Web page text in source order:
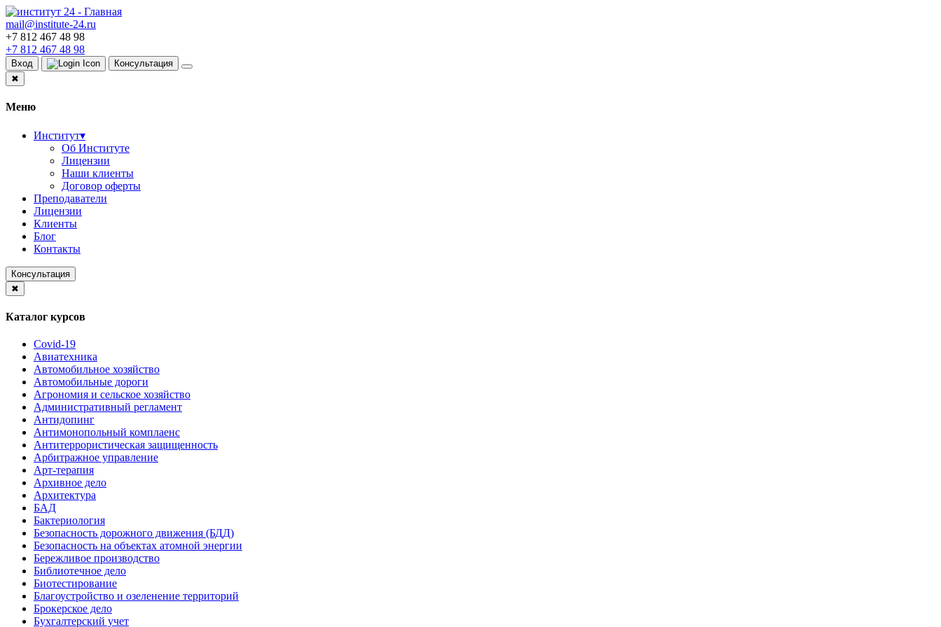
mail@institute-24.ru
+7 812 467 48 98
+7 812 467 48 98
Вход
Консультация
✖
Меню
Институт▾
Об Институте
Лицензии
Наши клиенты
Договор оферты
Преподаватели
Лицензии
Клиенты
Блог
Контакты
Консультация
✖
Каталог курсов
Covid-19
Авиатехника
Автомобильное хозяйство
Автомобильные дороги
Агрономия и сельское хозяйство
Административный регламент
Антидопинг
Антимонопольный комплаенс
Антитеррористическая защищенность
Арбитражное управление
Арт-терапия
Архивное дело
Архитектура
БАД
Бактериология
Безопасность дорожного движения (БДД)
Безопасность на объектах атомной энергии
Бережливое производство
Библиотечное дело
Биотестирование
Благоустройство и озеленение территорий
Брокерское дело
Бухгалтерский учет